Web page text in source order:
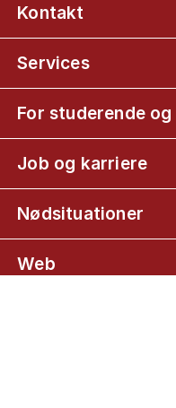
Kontakt
Services
For studerende
Job og karriere
Nødsituationer
Web